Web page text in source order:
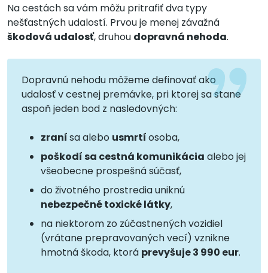
Na cestách sa vám môžu pritrafiť dva typy
nešťastných udalostí. Prvou je menej závažná
škodová udalosť, druhou dopravná nehoda.
Dopravnú nehodu môžeme definovať ako
udalosť v cestnej premávke, pri ktorej sa stane
aspoň jeden bod z nasledovných:
zranísa alebo usmrtíosoba,
poškodí sa cestná komunikácia alebo jej
všeobecne prospešná súčasť,
do životného prostredia uniknú
nebezpečné toxické látky,
na niektorom zo zúčastnených vozidiel
(vrátane prepravovaných vecí) vznikne
hmotná škoda, ktorá prevyšuje 3 990 eur.